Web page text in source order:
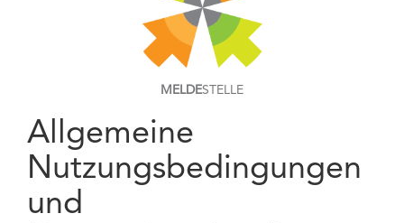
MELDESTELLE
Allgemeine
Nutzungsbedingungen
und